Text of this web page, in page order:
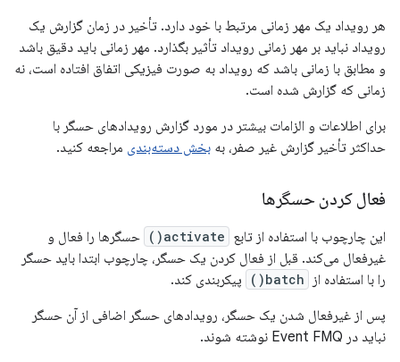
هر رویداد یک مهر زمانی مرتبط با خود دارد. تأخیر در زمان گزارش یک
رویداد نباید بر مهر زمانی رویداد تأثیر بگذارد. مهر زمانی باید دقیق باشد
و مطابق با زمانی باشد که رویداد به صورت فیزیکی اتفاق افتاده است، نه
زمانی که گزارش شده است.
برای اطلاعات و الزامات بیشتر در مورد گزارش رویدادهای حسگر با
حداکثر تأخیر گزارش غیر صفر، به بخش دسته‌بندی مراجعه کنید.
فعال کردن حسگرها
این چارچوب با استفاده از تابع activate()
حسگرها را فعال و
غیرفعال می‌کند. قبل از فعال کردن یک حسگر، چارچوب ابتدا باید حسگر
را با استفاده از
batch()
پیکربندی کند.
پس از غیرفعال شدن یک حسگر، رویدادهای حسگر اضافی از آن حسگر
نباید در Event FMQ نوشته شوند.